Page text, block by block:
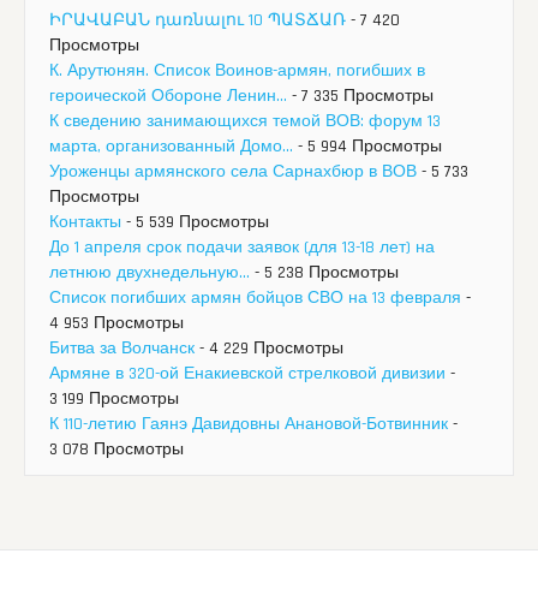
ԻՐԱՎԱԲԱՆ դառնալու 10 ՊԱՏՃԱՌ - 7 420
Просмотры
К. Арутюнян. Список Воинов-армян, погибших в
героической Обороне Ленин... - 7 335 Просмотры
К сведению занимающихся темой ВОВ: форум 13
марта, организованный Домо... - 5 994 Просмотры
Уроженцы армянского села Сарнахбюр в ВОВ - 5 733
Просмотры
Контакты - 5 539 Просмотры
До 1 апреля срок подачи заявок (для 13-18 лет) на
летнюю двухнедельную... - 5 238 Просмотры
Список погибших армян бойцов СВО на 13 февраля -
4 953 Просмотры
Битва за Волчанск - 4 229 Просмотры
Армяне в 320-ой Енакиевской стрелковой дивизии -
3 199 Просмотры
К 110-летию Гаянэ Давидовны Анановой-Ботвинник -
3 078 Просмотры